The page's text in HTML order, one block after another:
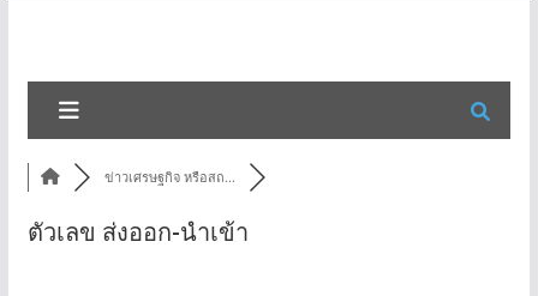
ข่าวเศรษฐกิจ หรือสถ...
ตัวเลข ส่งออก-นำเข้า